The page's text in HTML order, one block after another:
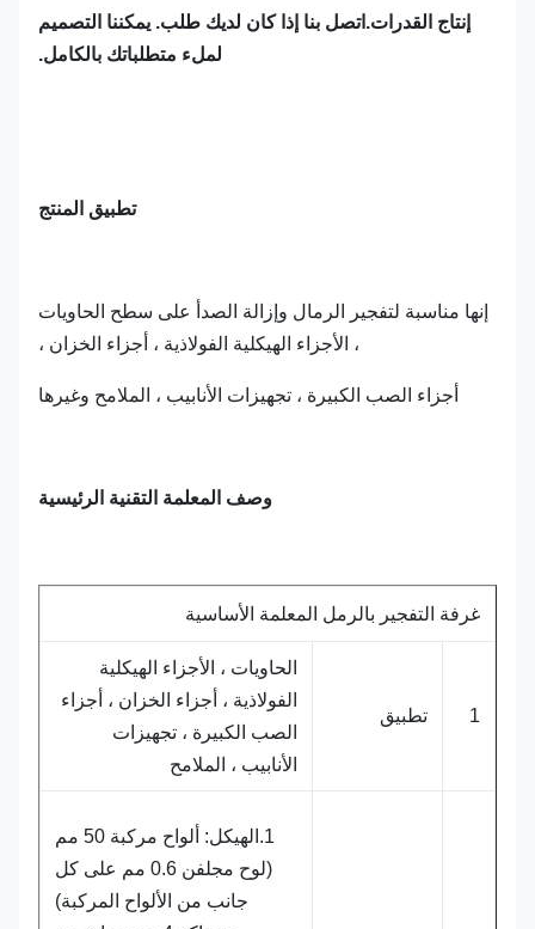
إنتاج القدرات.اتصل بنا إذا كان لديك طلب. يمكننا التصميم
لملء متطلباتك بالكامل.
تطبيق المنتج
إنها مناسبة لتفجير الرمال وإزالة الصدأ على سطح الحاويات
، الأجزاء الهيكلية الفولاذية ، أجزاء الخزان ،
أجزاء الصب الكبيرة ، تجهيزات الأنابيب ، الملامح وغيرها
وصف المعلمة التقنية الرئيسية
غرفة التفجير بالرمل المعلمة الأساسية
تطبيق
الحاويات ، الأجزاء الهيكلية
الفولاذية ، أجزاء الخزان ، أجزاء
الصب الكبيرة ، تجهيزات
الأنابيب ، الملامح
1.الهيكل: ألواح مركبة 50 مم
(لوح مجلفن 0.6 مم على كل
جانب من الألواح المركبة)